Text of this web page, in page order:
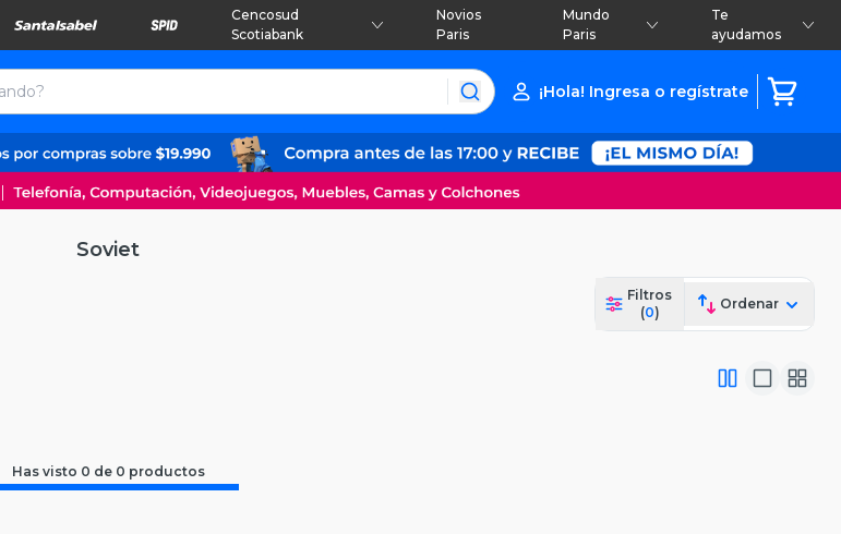
Cencosud
Scotiabank
Novios
Paris
Mundo
Paris
Te
ayudamos
¡Hola! Ingresa o regístrate
Soviet
Filtros
(0)
Ordenar
Has visto 0 de 0 productos